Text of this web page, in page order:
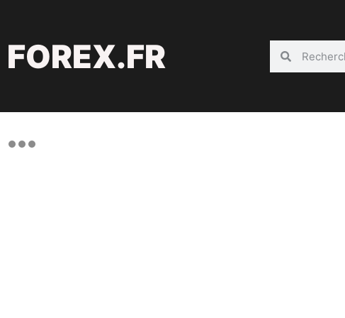
FOREX.FR